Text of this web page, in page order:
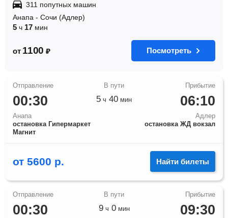
311 попутных машин
Анапа - Сочи (Адлер)
5 ч 17 мин
от 1100 ₽ Посмотреть
00:30
Анапа
остановка Гипермаркет
Магнит
06:10
Адлер
остановка ЖД вокзал
5 ч 40 мин
от 5600 р. Найти билеты
00:30 09:30
9ч 0мин